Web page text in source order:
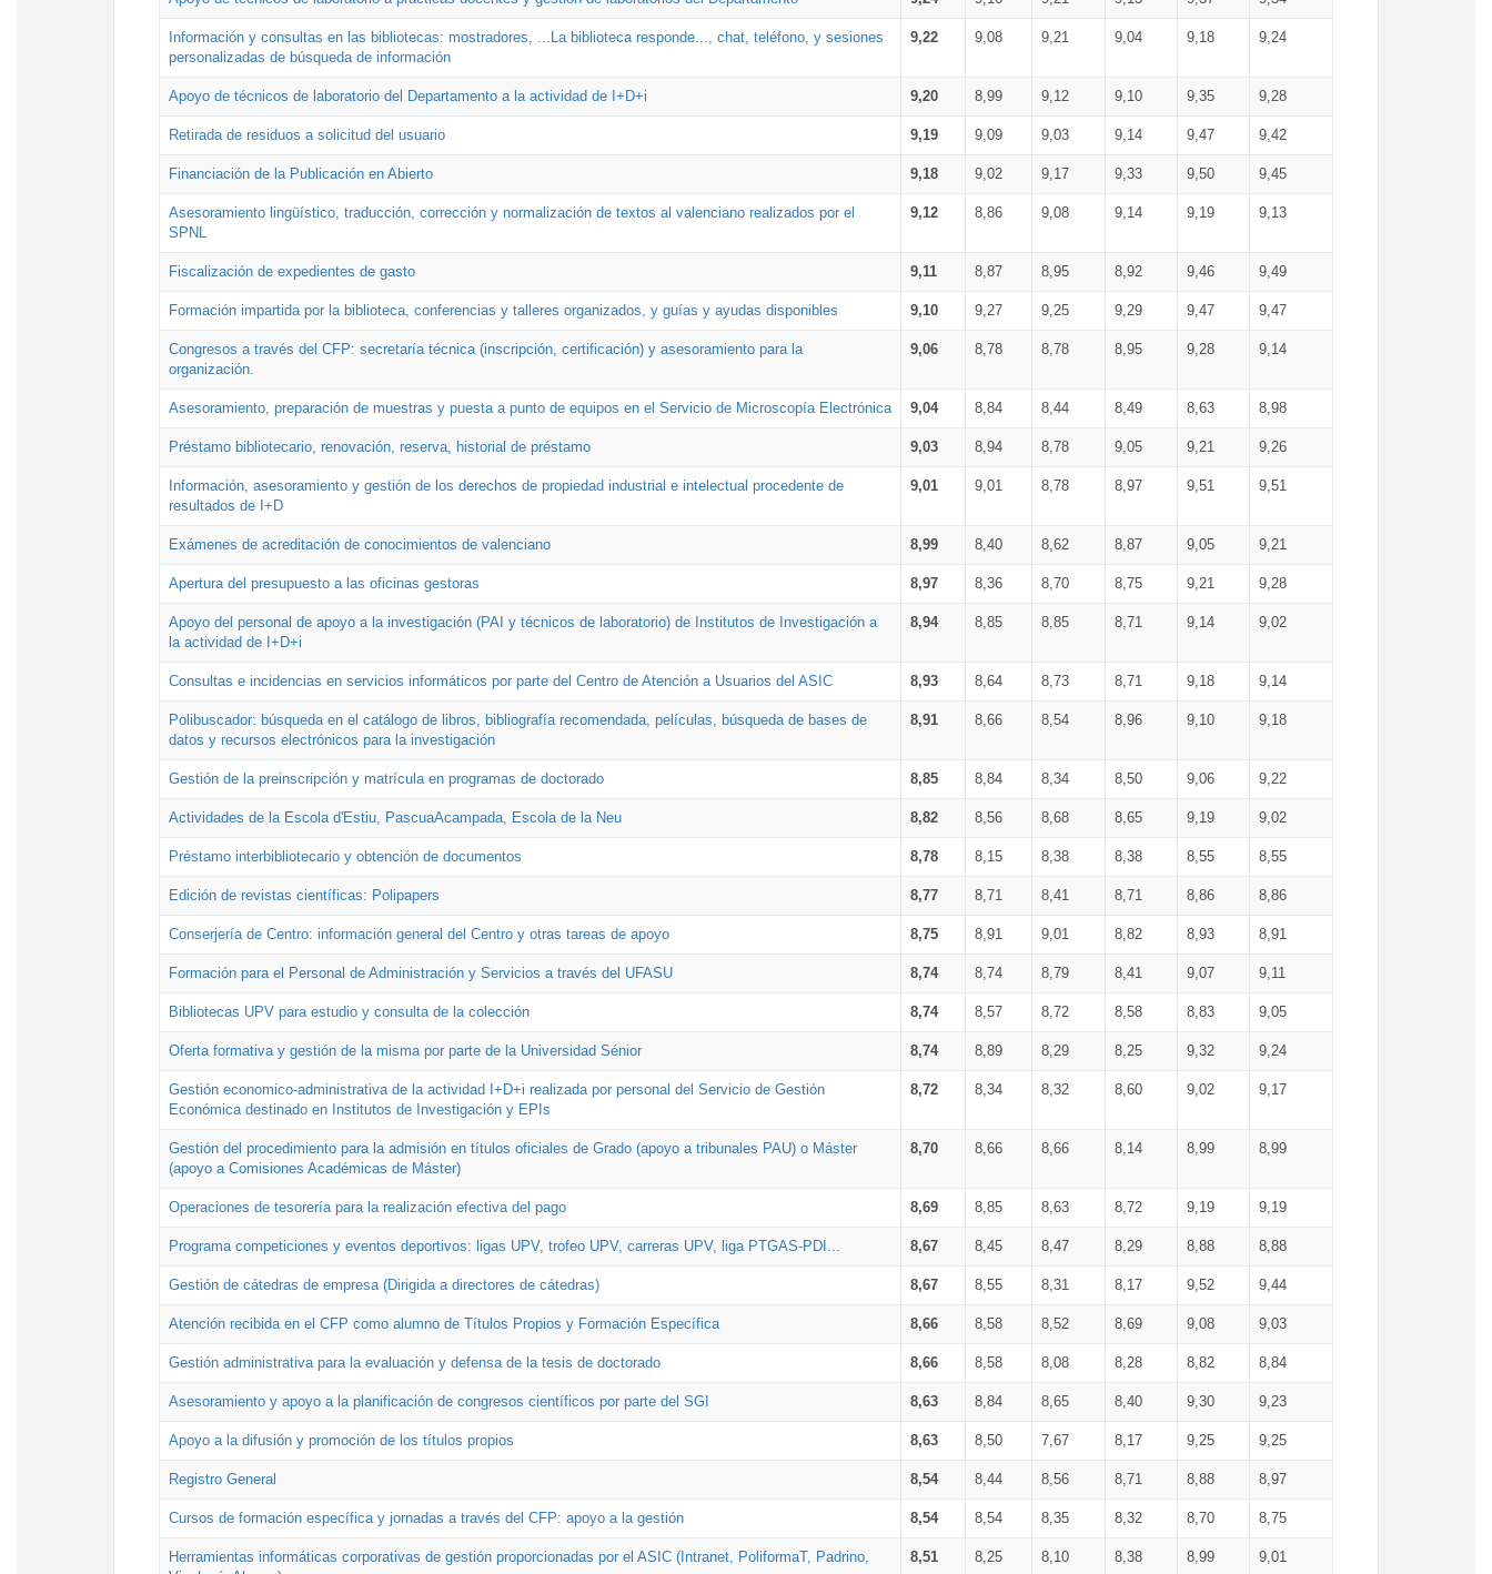
Información y consultas en las bibliotecas: mostradores, ...La biblioteca responde..., chat, teléfono, y sesiones
personalizadas de búsqueda de información
9,22 9,08 9,21 9,04 9,18 9,24
Apoyo de técnicos de laboratorio del Departamento a la actividad de I+D+i 9,20 8,99 9,12 9,10 9,35 9,28
Retirada de residuos a solicitud del usuario 9,19 9,09 9,03 9,14 9,47 9,42
Financiación de la Publicación en Abierto 9,18 9,02 9,17 9,33 9,50 9,45
Asesoramiento lingüístico, traducción, corrección y normalización de textos al valenciano realizados por el
SPNL
9,12 8,86 9,08 9,14 9,19 9,13
Fiscalización de expedientes de gasto 9,11 8,87 8,95 8,92 9,46 9,49
Formación impartida por la biblioteca, conferencias y talleres organizados, y guías y ayudas disponibles 9,10 9,27 9,25 9,29 9,47 9,47
Congresos a través del CFP: secretaría técnica (inscripción, certificación) y asesoramiento para la
organización.
9,06 8,78 8,78 8,95 9,28 9,14
Asesoramiento, preparación de muestras y puesta a punto de equipos en el Servicio de Microscopía Electrónica 9,04 8,84 8,44 8,49 8,63 8,98
Préstamo bibliotecario, renovación, reserva, historial de préstamo 9,03 8,94 8,78 9,05 9,21 9,26
Información, asesoramiento y gestión de los derechos de propiedad industrial e intelectual procedente de
resultados de I+D
9,01 9,01 8,78 8,97 9,51 9,51
Exámenes de acreditación de conocimientos de valenciano 8,99 8,40 8,62 8,87 9,05 9,21
Apertura del presupuesto a las oficinas gestoras 8,97 8,36 8,70 8,75 9,21 9,28
Apoyo del personal de apoyo a la investigación (PAI y técnicos de laboratorio) de Institutos de Investigación a
la actividad de I+D+i
8,94 8,85 8,85 8,71 9,14 9,02
Consultas e incidencias en servicios informáticos por parte del Centro de Atención a Usuarios del ASIC 8,93 8,64 8,73 8,71 9,18 9,14
Polibuscador: búsqueda en el catálogo de libros, bibliografía recomendada, películas, búsqueda de bases de
datos y recursos electrónicos para la investigación
8,91 8,66 8,54 8,96 9,10 9,18
Gestión de la preinscripción y matrícula en programas de doctorado 8,85 8,84 8,34 8,50 9,06 9,22
Actividades de la Escola d'Estiu, PascuaAcampada, Escola de la Neu 8,82 8,56 8,68 8,65 9,19 9,02
Préstamo interbibliotecario y obtención de documentos 8,78 8,15 8,38 8,38 8,55 8,55
Edición de revistas científicas: Polipapers 8,77 8,71 8,41 8,71 8,86 8,86
Conserjería de Centro: información general del Centro y otras tareas de apoyo 8,75 8,91 9,01 8,82 8,93 8,91
Formación para el Personal de Administración y Servicios a través del UFASU 8,74 8,74 8,79 8,41 9,07 9,11
Bibliotecas UPV para estudio y consulta de la colección 8,74 8,57 8,72 8,58 8,83 9,05
Oferta formativa y gestión de la misma por parte de la Universidad Sénior 8,74 8,89 8,29 8,25 9,32 9,24
Gestión economico-administrativa de la actividad I+D+i realizada por personal del Servicio de Gestión
Económica destinado en Institutos de Investigación y EPIs
8,72 8,34 8,32 8,60 9,02 9,17
Gestión del procedimiento para la admisión en títulos oficiales de Grado (apoyo a tribunales PAU) o Máster
(apoyo a Comisiones Académicas de Máster)
8,70 8,66 8,66 8,14 8,99 8,99
Operaciones de tesorería para la realización efectiva del pago 8,69 8,85 8,63 8,72 9,19 9,19
Programa competiciones y eventos deportivos: ligas UPV, trofeo UPV, carreras UPV, liga PTGAS-PDI... 8,67 8,45 8,47 8,29 8,88 8,88
Gestión de cátedras de empresa (Dirigida a directores de cátedras) 8,67 8,55 8,31 8,17 9,52 9,44
Atención recibida en el CFP como alumno de Títulos Propios y Formación Específica 8,66 8,58 8,52 8,69 9,08 9,03
Gestión administrativa para la evaluación y defensa de la tesis de doctorado 8,66 8,58 8,08 8,28 8,82 8,84
Asesoramiento y apoyo a la planificación de congresos científicos por parte del SGI 8,63 8,84 8,65 8,40 9,30 9,23
Apoyo a la difusión y promoción de los títulos propios 8,63 8,50 7,67 8,17 9,25 9,25
Registro General 8,54 8,44 8,56 8,71 8,88 8,97
Cursos de formación específica y jornadas a través del CFP: apoyo a la gestión 8,54 8,54 8,35 8,32 8,70 8,75
Herramientas informáticas corporativas de gestión proporcionadas por el ASIC (Intranet, PoliformaT, Padrino,
8,51 8,25 8,10 8,38 8,99 9,01